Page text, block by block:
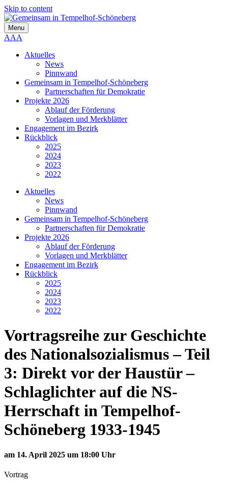
Skip to content
Menu
AAA
Aktuelles
News
Pinnwand
Gemeinsam in Tempelhof-Schöneberg
Partnerschaften für Demokratie
Projekte 2026
Ablauf der Förderung
Vorlagen und Merkblätter
Engagement im Bezirk
Rückblick
2025
2024
2023
2022
Aktuelles
News
Pinnwand
Gemeinsam in Tempelhof-Schöneberg
Partnerschaften für Demokratie
Projekte 2026
Ablauf der Förderung
Vorlagen und Merkblätter
Engagement im Bezirk
Rückblick
2025
2024
2023
2022
Vortragsreihe zur Geschichte
des Nationalsozialismus – Teil
3: Direkt vor der Haustür –
Schlaglichter auf die NS-
Herrschaft in Tempelhof-
Schöneberg 1933-1945
am 14. April 2025 um 18:00 Uhr
Vortrag